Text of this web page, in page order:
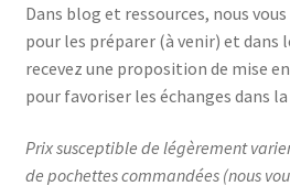
Dans blog et ressources, nous
pour les préparer (à venir) et dans
recevez une proposition de mise
pour favoriser les échanges dans la
Prix susceptible de légèrement
de pochettes commandées (nous